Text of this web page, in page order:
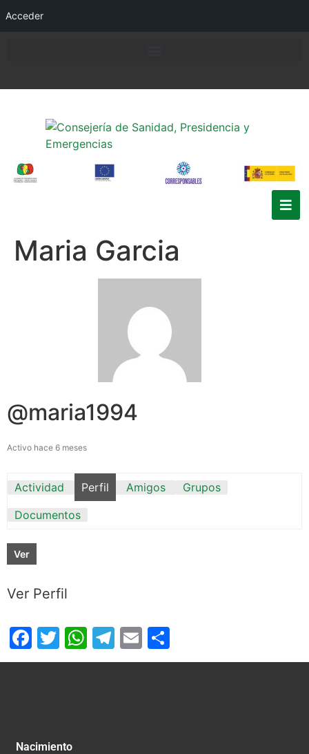
Acceder
Maria Garcia
@maria1994
Activo hace 6 meses
Actividad Perfil Amigos
Grupos
Documentos
Ver
Ver Perfil
Facebook
Twitter
WhatsApp
Telegram
Email
Nacimiento